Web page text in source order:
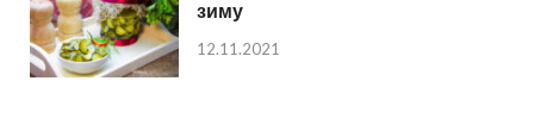
зиму
12.11.2021